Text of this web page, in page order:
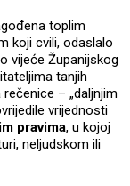
toplim
koji cvili, odaslalo
vijeće Županijskog
tanjih
– „daljnjim
vrijednosti
pravima, u kojoj
neljudskom ili